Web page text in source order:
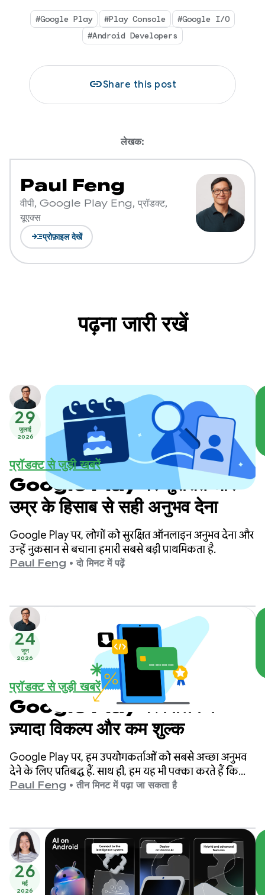
#Google Play #Play Console
#Google I/O
#Android Developers
linkShare this post
लेखक:
Paul Feng
वीपी, Google Play Eng, प्रॉडक्ट,
यूएक्स
read_moreप्रोफ़ाइल देखें
पढ़ना जारी रखें
29
जुलाई
2026
प्रॉडक्ट से जुड़ी खबरें
Google Play पर सुरक्षित और
उम्र के हिसाब से सही अनुभव देना
Google Play पर, लोगों को सुरक्षित ऑनलाइन अनुभव देना और
उन्हें नुकसान से बचाना हमारी सबसे बड़ी प्राथमिकता है.
Paul Feng • दो मिनट में पढ़ें
24
जून
2026
प्रॉडक्ट से जुड़ी खबरें
Google Play पर बिलिंग के
ज़्यादा विकल्प और कम शुल्क
Google Play पर, हम उपयोगकर्ताओं को सबसे अच्छा अनुभव
देने के लिए प्रतिबद्ध हैं. साथ ही, हम यह भी पक्का करते हैं कि
डेवलपर के पास सफल होने के लिए ज़रूरी टूल और अडैप्टेबिलिटी
Paul Feng • तीन मिनट में पढ़ा जा सकता है
26
मई
2026